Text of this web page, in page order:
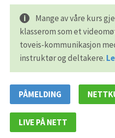
Mange av våre kurs
klasserom som et
toveis-kommunikasjon
instruktør og deltakere.
PÅMELDING
LIVE PÅ NETT